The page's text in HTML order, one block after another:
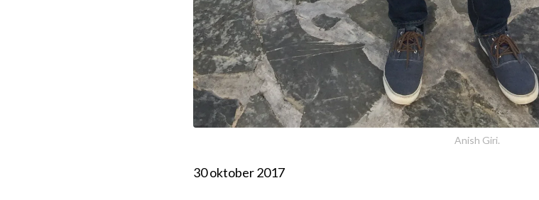
Anish Giri.
30 oktober 2017